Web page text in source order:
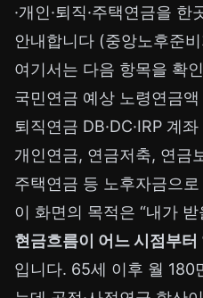
·개인·퇴직·주택연금을
안내합니다 (중앙노후준
여기서는 다음 항목을 확
국민연금 예상 노령연금액
퇴직연금 DB·DC·IRP 계좌
개인연금, 연금저축, 연금
주택연금 등 노후자금으
이 화면의 목적은 “내가
현금흐름이 어느 시점부터
입니다. 65세 이후 월 180